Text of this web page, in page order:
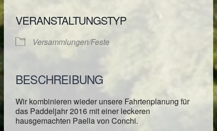
VERANSTALTUNGSTYP
Versammlungen/Feste
BESCHREIBUNG
Wir kombinieren wieder unsere Fahrtenplanung für
das Paddeljahr 2016 mit einer leckeren
hausgemachten Paella von Conchi.